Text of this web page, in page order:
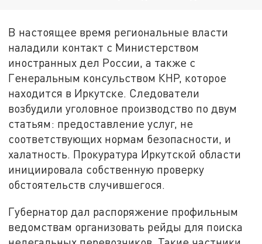
В настоящее время региональные власти
наладили контакт с Министерством
иностранных дел России, а также с
Генеральным консульством КНР, которое
находится в Иркутске. Следователи
возбудили уголовное производство по двум
статьям: предоставление услуг, не
соответствующих нормам безопасности, и
халатность. Прокуратура Иркутской области
инициировала собственную проверку
обстоятельств случившегося.
Губернатор дал распоряжение профильным
ведомствам организовать рейды для поиска